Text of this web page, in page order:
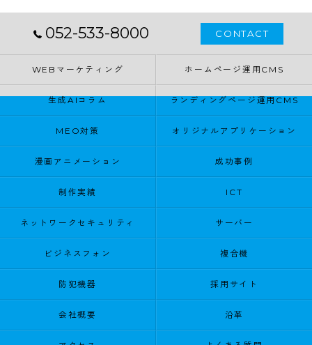
052-533-8000 CONTACT
WEBマーケティング ホームページ運用CMS
生成AIコラム ランディングページ運用CMS
MEO対策 オリジナルアプリケーション
漫画アニメーション 成功事例
制作実績 ICT
ネットワークセキュリティ サーバー
ビジネスフォン 複合機
防犯機器 採用サイト
会社概要 沿革